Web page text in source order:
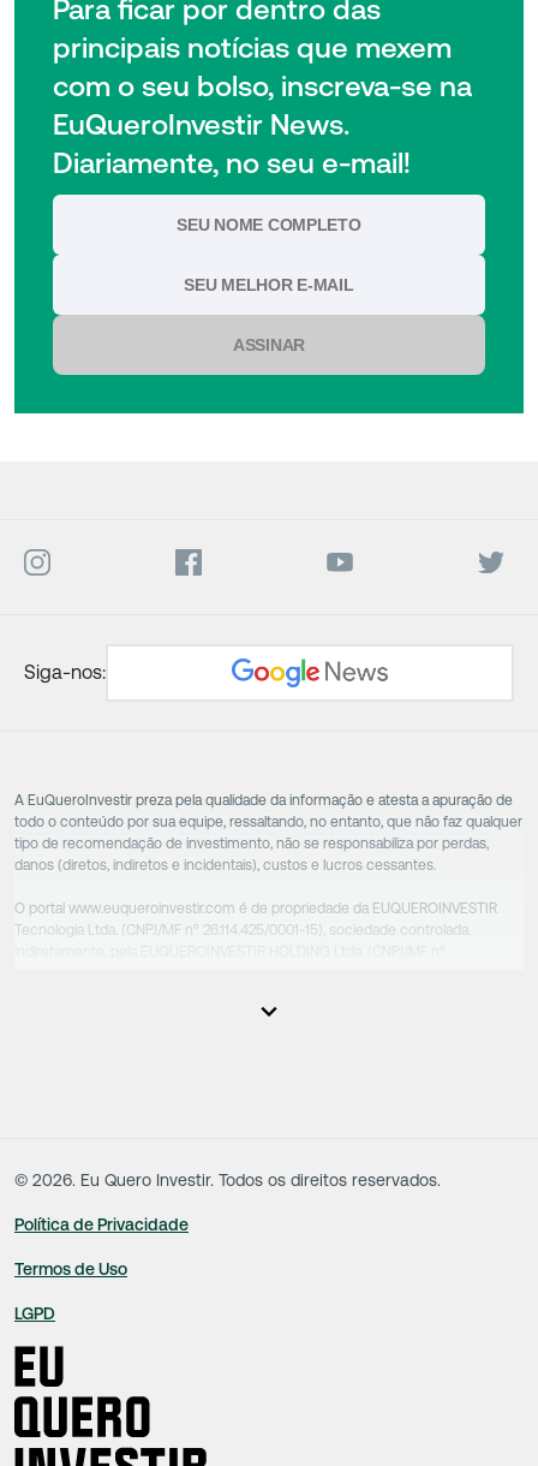
Para ficar por dentro das
principais notícias que mexem
com o seu bolso, inscreva-se na
EuQueroInvestir News.
Diariamente, no seu e-mail!
ASSINAR
Siga-nos:
A EuQueroInvestir preza pela qualidade da informação e atesta a apuração de
todo o conteúdo por sua equipe, ressaltando, no entanto, que não faz qualquer
tipo de recomendação de investimento, não se responsabiliza por perdas,
danos (diretos, indiretos e incidentais), custos e lucros cessantes.
O portal www.euqueroinvestir.com é de propriedade da EUQUEROINVESTIR
Tecnologia Ltda. (CNPJ/MF nº 26.114.425/0001-15), sociedade controlada,
responsáveis tecnicamente são totalmente independentes, sendo que estes
© 2026. Eu Quero Investir. Todos os direitos reservados.
Política de Privacidade
Termos de Uso
LGPD